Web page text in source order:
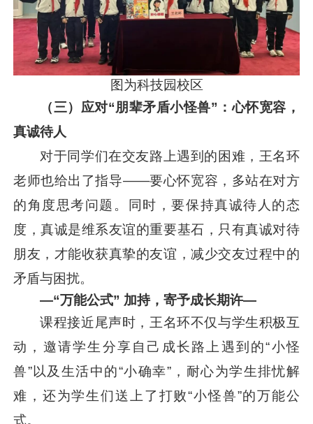
图为科技园校区
（三）应对“朋辈矛盾小怪兽”：心怀宽容，
真诚待人
对于同学们在交友路上遇到的困难，王名环
老师也给出了指导——要心怀宽容，多站在对方
的角度思考问题。同时，要保持真诚待人的态
度，真诚是维系友谊的重要基石，只有真诚对待
朋友，才能收获真挚的友谊，减少交友过程中的
矛盾与困扰。
—“万能公式” 加持，寄予成长期许—
课程接近尾声时，王名环不仅与学生积极互
动，邀请学生分享自己成长路上遇到的“小怪
兽”以及生活中的“小确幸”，耐心为学生排忧解
难，还为学生们送上了打败“小怪兽”的万能公
式。